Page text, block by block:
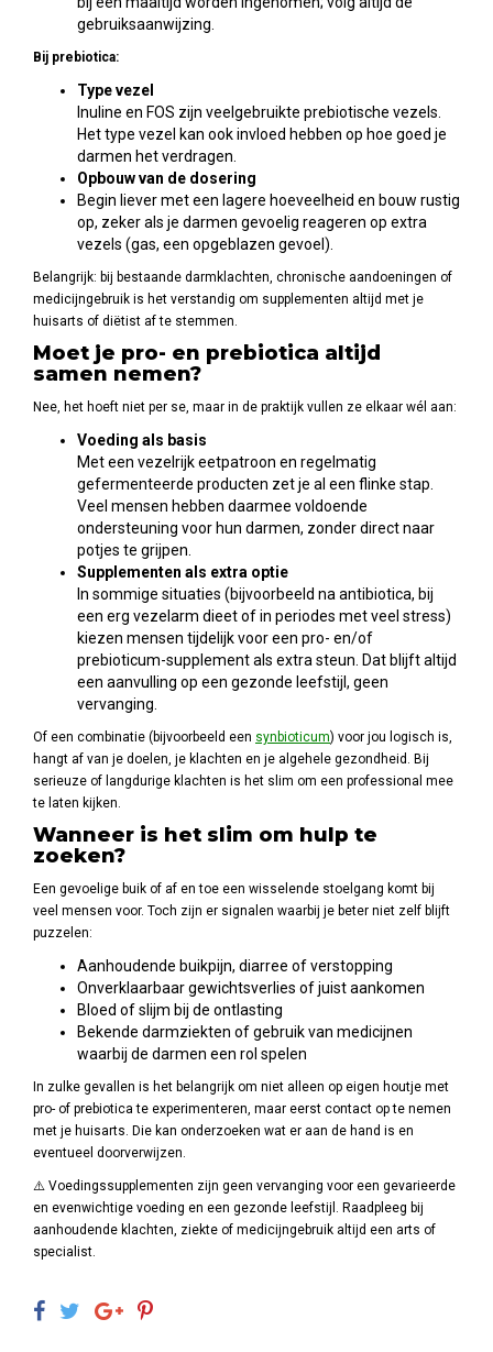
gebruiksaanwijzing.
Bij prebiotica:
Type vezel
Inuline en FOS zijn veelgebruikte prebiotische vezels.
Het type vezel kan ook invloed hebben op hoe goed je
darmen het verdragen.
Opbouw van de dosering
Begin liever met een lagere hoeveelheid en bouw rustig
op, zeker als je darmen gevoelig reageren op extra
vezels (gas, een opgeblazen gevoel).
Belangrijk: bij bestaande darmklachten, chronische aandoeningen of
medicijngebruik is het verstandig om supplementen altijd met je
huisarts of diëtist af te stemmen.
Moet je pro- en prebiotica altijd
samen nemen?
Nee, het hoeft niet per se, maar in de praktijk vullen ze elkaar wél aan:
Voeding als basis
Met een vezelrijk eetpatroon en regelmatig
gefermenteerde producten zet je al een flinke stap.
Veel mensen hebben daarmee voldoende
ondersteuning voor hun darmen, zonder direct naar
potjes te grijpen.
Supplementen als extra optie
In sommige situaties (bijvoorbeeld na antibiotica, bij
een erg vezelarm dieet of in periodes met veel stress)
kiezen mensen tijdelijk voor een pro- en/of
prebioticum-supplement als extra steun. Dat blijft altijd
een aanvulling op een gezonde leefstijl, geen
vervanging.
Of een combinatie (bijvoorbeeld een synbioticum) voor jou logisch is,
hangt af van je doelen, je klachten en je algehele gezondheid. Bij
serieuze of langdurige klachten is het slim om een professional mee
te laten kijken.
Wanneer is het slim om hulp te
zoeken?
Een gevoelige buik of af en toe een wisselende stoelgang komt bij
veel mensen voor. Toch zijn er signalen waarbij je beter niet zelf blijft
puzzelen:
Aanhoudende buikpijn, diarree of verstopping
Onverklaarbaar gewichtsverlies of juist aankomen
Bloed of slijm bij de ontlasting
Bekende darmziekten of gebruik van medicijnen
waarbij de darmen een rol spelen
In zulke gevallen is het belangrijk om niet alleen op eigen houtje met
pro- of prebiotica te experimenteren, maar eerst contact op te nemen
met je huisarts. Die kan onderzoeken wat er aan de hand is en
eventueel doorverwijzen.
⚠️ Voedingssupplementen zijn geen vervanging voor een gevarieerde
en evenwichtige voeding en een gezonde leefstijl. Raadpleeg bij
aanhoudende klachten, ziekte of medicijngebruik altijd een arts of
specialist.